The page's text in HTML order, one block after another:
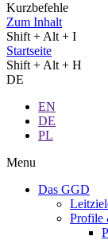
Kurzbefehle
Zum Inhalt
Shift + Alt + I
Startseite
Shift + Alt + H
DE
EN
DE
PL
Menu
Das GGD
Profile